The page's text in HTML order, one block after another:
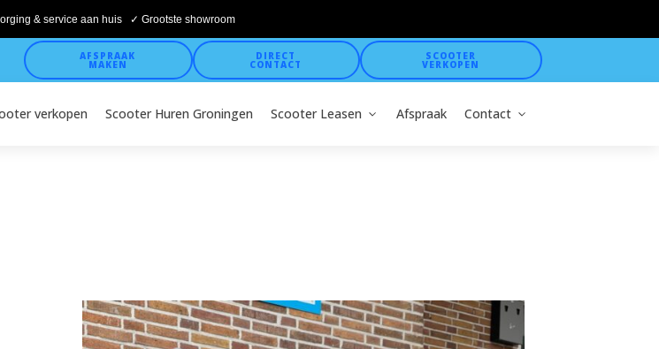
& service aan huis ✓ Grootste showroom
AFSPRAAK
MAKEN
DIRECT
CONTACT
SCOOTER
VERKOPEN
verkopen Scooter Huren Groningen Scooter Leasen Afspraak Contact